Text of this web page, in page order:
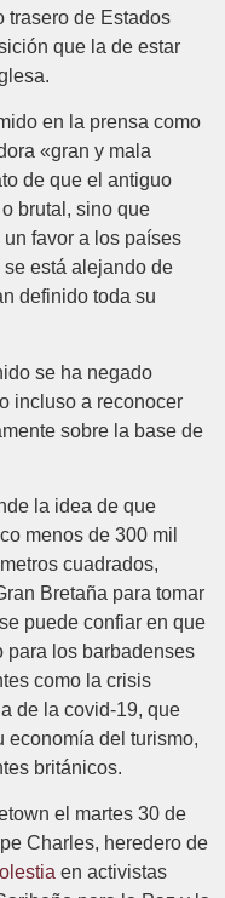
trasero de Estados
que la de estar
en la prensa como
«gran y mala
de que el antiguo
brutal, sino que
favor a los países
está alejando de
definido toda su
se ha negado
incluso a reconocer
sobre la base de
la idea de que
menos de 300 mil
cuadrados,
Bretaña para tomar
puede confiar en que
para los barbadenses
como la crisis
de la covid-19, que
economía del turismo,
británicos.
el martes 30 de
Charles, heredero de
en activistas